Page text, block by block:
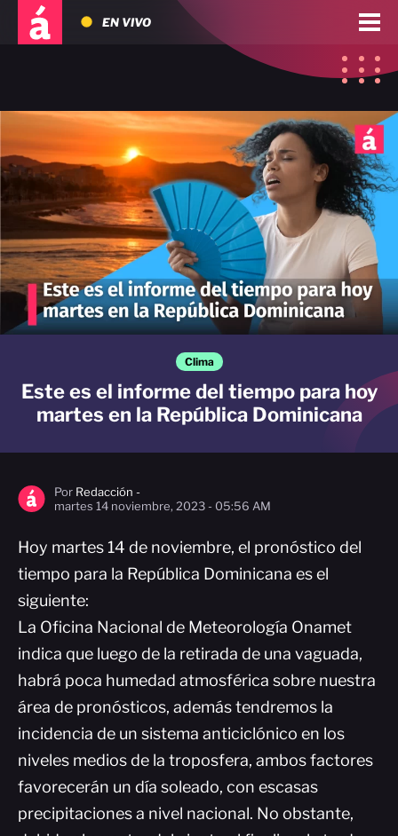
EN VIVO
Clima
Este es el informe del tiempo para hoy
martes en la República Dominicana
Por Redacción -
martes 14 noviembre, 2023 - 05:56 AM
Hoy martes 14 de noviembre, el pronóstico del
tiempo para la República Dominicana es el
siguiente:
La Oficina Nacional de Meteorología Onamet
indica que luego de la retirada de una vaguada,
habrá poca humedad atmosférica sobre nuestra
área de pronósticos, además tendremos la
incidencia de un sistema anticiclónico en los
niveles medios de la troposfera, ambos factores
favorecerán un día soleado, con escasas
precipitaciones a nivel nacional. No obstante,